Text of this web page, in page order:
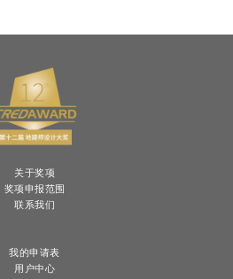
关于奖项
奖项申报范围
联系我们
我的申请表
用户中心